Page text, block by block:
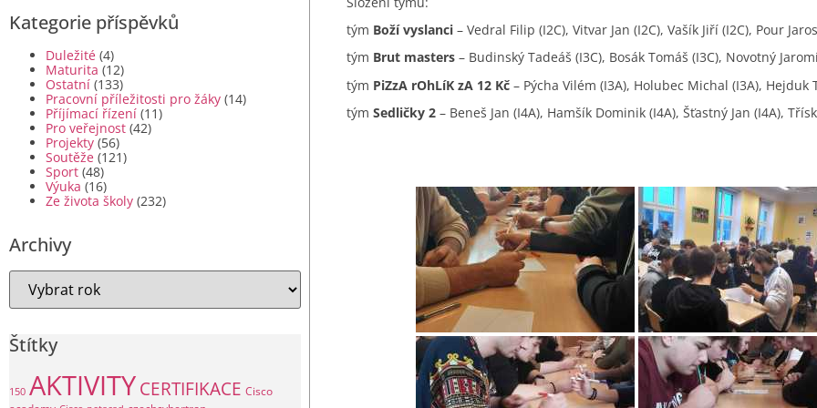
Kategorie příspěvků
Duležité (4)
Maturita (12)
Ostatní (133)
Pracovní příležitosti pro žáky (14)
Příjímací řízení (11)
Pro veřejnost (42)
Projekty (56)
Soutěže (121)
Sport (48)
Výuka (16)
Ze života školy (232)
Archivy
Štítky
150 AKTIVITYCERTIFIKACE Cisco
tým Boží vyslanci– Vedral Filip (I2C), Vitvar Jan (I2C), Vašík Jiří (I2C), Pour
tým Brut masters– Budinský Tadeáš (I3C), Bosák Tomáš (I3C), Novotný
tým PiZzA rOhLíK zA 12 Kč – Pýcha Vilém (I3A), Holubec Michal (I3A),
tým Sedličky 2– Beneš Jan (I4A), Hamšík Dominik (I4A), Šťastný Jan (I4A),